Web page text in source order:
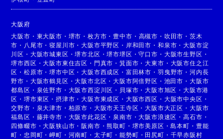
大阪府
大阪市 ・ 東大阪市 ・ 堺市 ・枚方市 ・ 豊中市 ・ 高槻市 ・ 吹田市 ・ 茨木
市 ・ 八尾市 ・寝屋川市 ・大阪市平野区 ・ 岸和田市 ・ 和泉市 ・大阪市淀
川区 ・ 大阪市城東区 ・堺市北区 ・堺市堺区 ・守口市 ・ 大阪市生野区 ・
堺市西区 ・大阪市東住吉区 ・ 門真市 ・箕面市 ・大東市 ・ 大阪市住之江
区 ・松原市 ・堺市中区 ・大阪市西成区 ・ 富田林市 ・ 羽曳野市 ・ 河内長
野市 ・ 大阪市鶴見区 ・大阪市北区 ・大阪市阿倍野区 ・ 池田市 ・ 大阪市
都島区 ・ 泉佐野市 ・ 大阪市西淀川区 ・ 貝塚市 ・大阪市旭区 ・大阪市港
区 ・堺市東区 ・摂津市 ・大阪市東成区 ・ 大阪市西区 ・ 大阪市中央区 ・
交野市 ・ 泉大津市 ・ 柏原市 ・ 大阪市天王寺区 ・大阪市大正区 ・ 大阪市
福島区 ・ 藤井寺市 ・ 大阪市此花区 ・ 泉南市 ・大阪市浪速区 ・高石市 ・
四條畷市 ・大阪狭山市 ・阪南市 ・熊取町 ・ 堺市美原区 ・島本町 ・ 豊能
町 ・ 忠岡町 ・岬町 ・ 河南町 ・ 太子町 ・能勢町 ・ 田尻町 ・ 千早赤阪村